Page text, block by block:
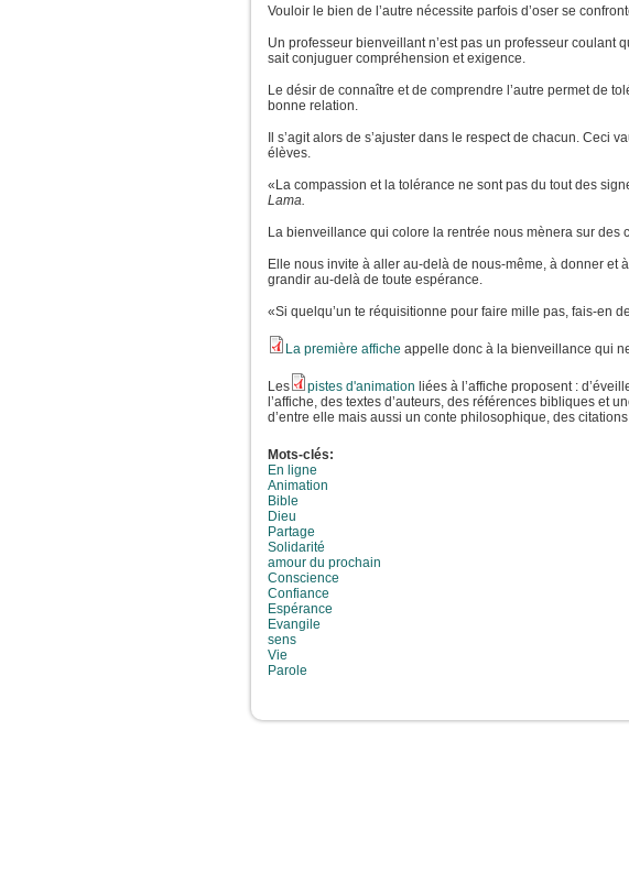
Vouloir le bien de l’autre nécessite parfois d’oser se
Un professeur bienveillant n’est pas un professeur coulant
sait conjuguer compréhension et exigence.
Le désir de connaître et de comprendre l’autre permet de
bonne relation.
Il s’agit alors de s’ajuster dans le respect de chacun. Ceci
élèves.
«La compassion et la tolérance ne sont pas du tout des
Lama.
La bienveillance qui colore la rentrée nous mènera sur des
Elle nous invite à aller au-delà de nous-même, à donner et
grandir au-delà de toute espérance.
«Si quelqu’un te réquisitionne pour faire mille pas, fais-en
La première affiche appelle donc à la bienveillance qui
Les pistes d'animation liées à l’affiche proposent :
l’affiche, des textes d’auteurs, des références bibliques et
d’entre elle mais aussi un conte philosophique, des
Mots-clés:
En ligne
Animation
Bible
Dieu
Partage
Solidarité
amour du prochain
Conscience
Confiance
Espérance
Evangile
sens
Vie
Parole